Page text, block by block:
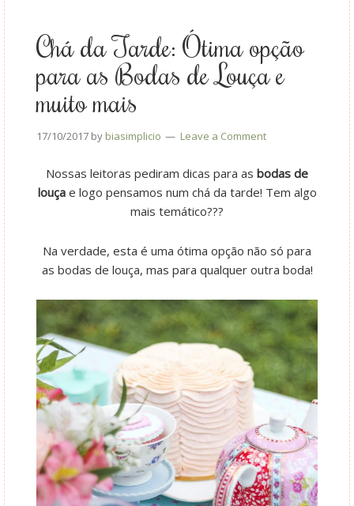
Chá da Tarde: Ótima opção
para as Bodas de Louça e
muito mais
17/10/2017 by biasimplicio Leave a Comment
Nossas leitoras pediram dicas para as bodas de
louça e logo pensamos num chá da tarde! Tem algo
mais temático???
Na verdade, esta é uma ótima opção não só para
as bodas de louça, mas para qualquer outra boda!